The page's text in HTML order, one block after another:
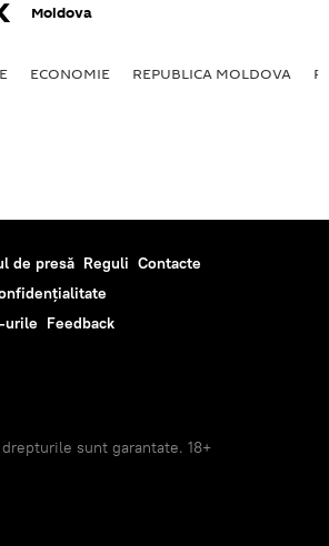
Moldova
ECONOMIE REPUBLICA MOLDOVA
de presă Reguli Contacte
urile Feedback
sunt garantate. 18+